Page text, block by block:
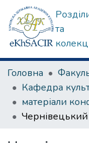
та
Головна